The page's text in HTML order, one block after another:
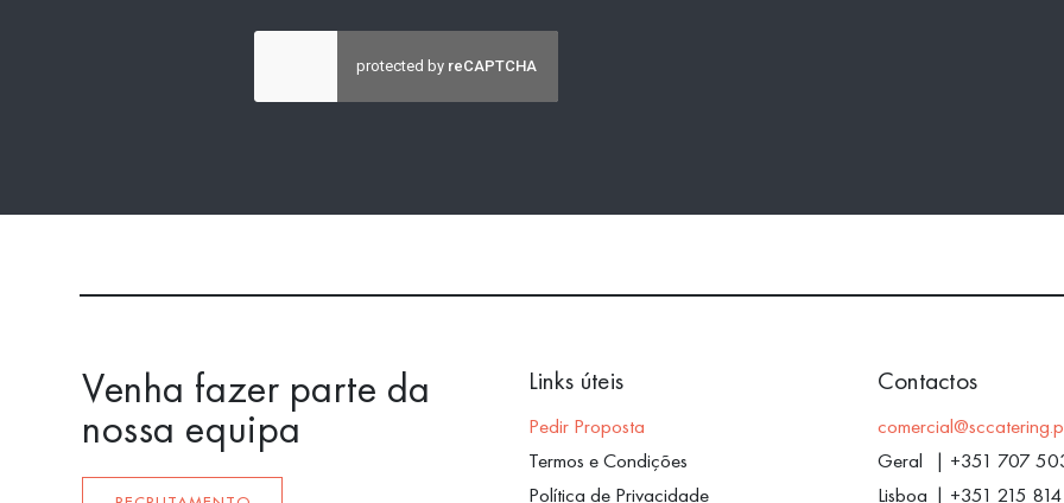
Venha fazer parte da
nossa equipa
Links úteis
Pedir Proposta
Termos e Condições
Política de Privacidade
Contactos
Geral
| +351 707
Lisboa | +351 215